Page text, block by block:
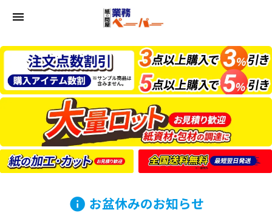
menu
info お盆休みのお知らせ